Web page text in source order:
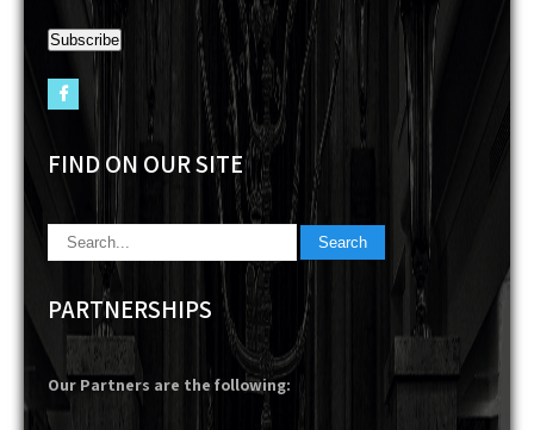
FIND ON OUR SITE
PARTNERSHIPS
Our Partners are the following: